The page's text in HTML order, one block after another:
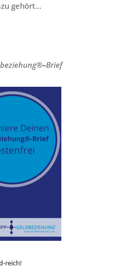
gehört...
–Brief
reich!